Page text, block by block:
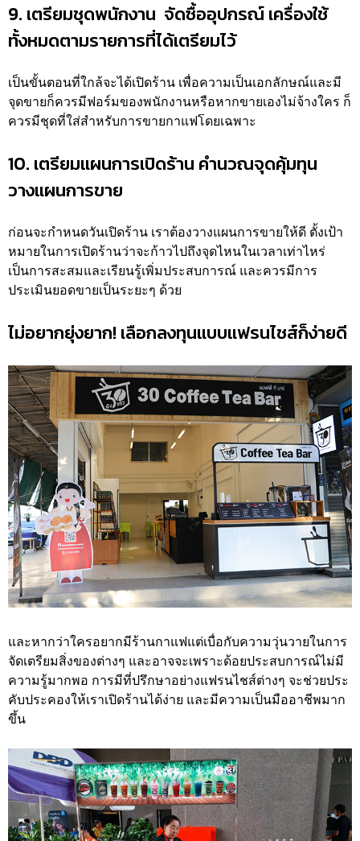
9. เตรียมชุดพนักงาน จัดซื้ออุปกรณ์ เครื่องใช้
ทั้งหมดตามรายการที่ได้เตรียมไว้
เป็นขั้นตอนที่ใกล้จะได้เปิดร้าน เพื่อความเป็นเอกลักษณ์และมี
จุดขายก็ควรมีฟอร์มของพนักงานหรือหากขายเองไม่จ้างใคร ก็
ควรมีชุดที่ใส่สำหรับการขายกาแฟโดยเฉพาะ
10. เตรียมแผนการเปิดร้าน คำนวณจุดคุ้มทุน
วางแผนการขาย
ก่อนจะกำหนดวันเปิดร้าน เราต้องวางแผนการขายให้ดี ตั้งเป้า
หมายในการเปิดร้านว่าจะก้าวไปถึงจุดไหนในเวลาเท่าไหร่
เป็นการสะสมและเรียนรู้เพิ่มประสบการณ์ และควรมีการ
ประเมินยอดขายเป็นระยะๆ ด้วย
ไม่อยากยุ่งยาก! เลือกลงทุนแบบแฟรนไชส์ก็ง่ายดี
และหากว่าใครอยากมีร้านกาแฟแต่เบื่อกับความวุ่นวายในการ
จัดเตรียมสิ่งของต่างๆ และอาจจะเพราะด้อยประสบการณ์ไม่มี
ความรู้มากพอ การมีที่ปรึกษาอย่างแฟรนไชส์ต่างๆ จะช่วยประ
คับประคองให้เราเปิดร้านได้ง่าย และมีความเป็นมืออาชีพมาก
ขึ้น